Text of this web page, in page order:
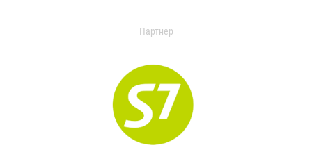
Партнер